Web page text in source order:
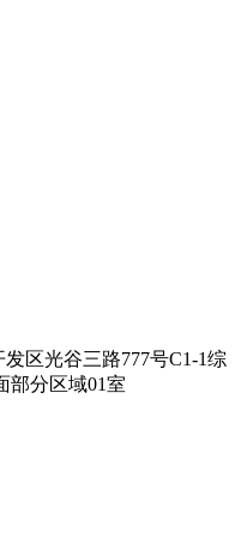
区光谷三路777号C1-1综
部分区域01室